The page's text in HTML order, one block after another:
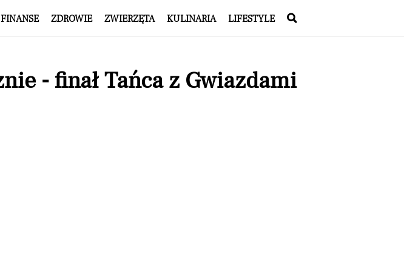
FINANSE ZDROWIE ZWIERZĘTA KULINARIA LIFESTYLE
- finał Tańca z Gwiazdami